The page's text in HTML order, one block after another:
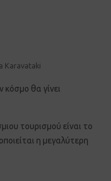
Karavataki
κόσμο θα γίνει
τουρισμού είναι το
η μεγαλύτερη